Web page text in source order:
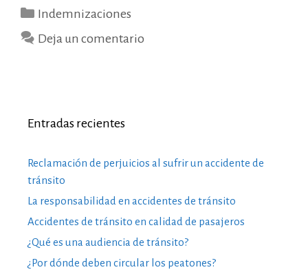
Indemnizaciones
Deja un comentario
Entradas recientes
Reclamación de perjuicios al sufrir un accidente de
tránsito
La responsabilidad en accidentes de tránsito
Accidentes de tránsito en calidad de pasajeros
¿Qué es una audiencia de tránsito?
¿Por dónde deben circular los peatones?